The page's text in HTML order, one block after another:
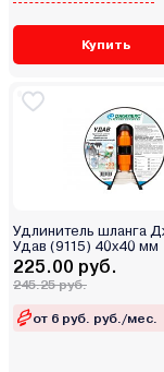
Купить
Удлинитель шланга
Удав (9115) 40х40 мм
225.00 руб.
245.25 руб.
от 6 руб. руб./мес.